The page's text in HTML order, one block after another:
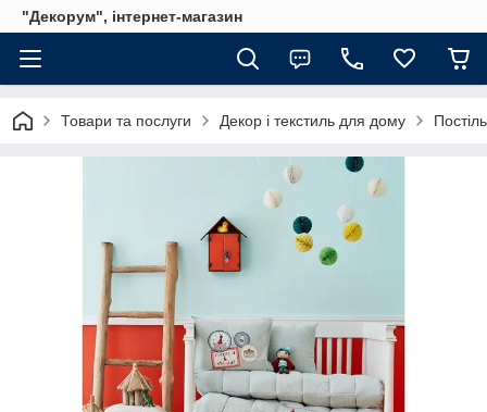
"Декорум", інтернет-магазин
Товари та послуги Декор і текстиль для дому